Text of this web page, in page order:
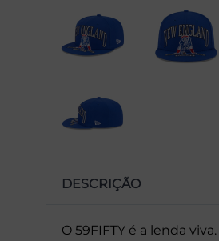
DESCRIÇÃO
O 59FIFTY é a lenda